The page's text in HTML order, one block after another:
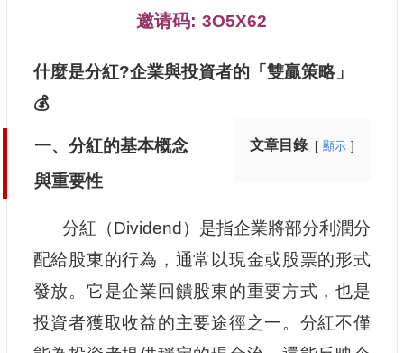
邀请码:3O5X62
什麼是分紅?企業與投資者的「雙贏策略」
💰
文章目錄 顯示
一、分紅的基本概念
與重要性
分紅（Dividend）是指企業將部分利潤分
配給股東的行為，通常以現金或股票的形式
發放。它是企業回饋股東的重要方式，也是
投資者獲取收益的主要途徑之一。分紅不僅